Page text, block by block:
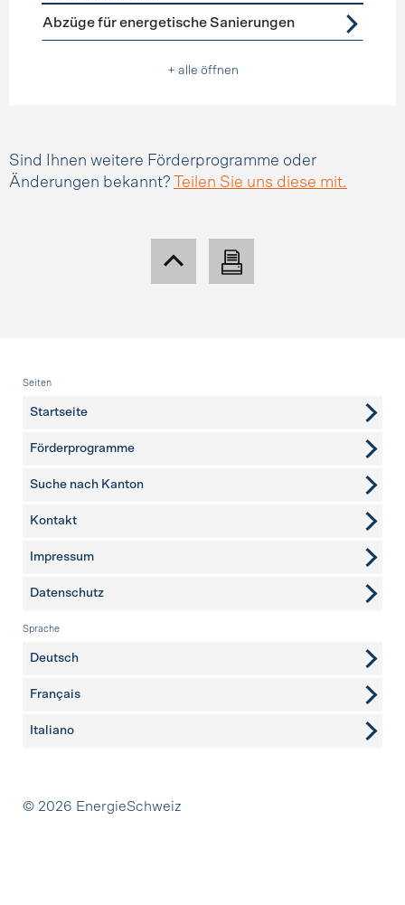
Förderprogramme Steuerabzüge
Abzüge für energetische Sanierungen
+ alle öffnen
Sind Ihnen weitere Förderprogramme oder
Änderungen bekannt?
Teilen Sie uns diese mit.
Fusszeile
Seiten
Startseite
Förderprogramme
Suche nach Kanton
weitere Seiten
Kontakt
Impressum
Datenschutz
Sprache
Deutsch
Français
Italiano
Partner
© 2026 EnergieSchweiz